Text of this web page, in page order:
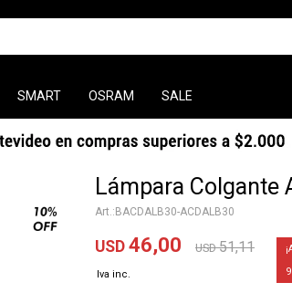
SMART OSRAM SALE
Lámpara Colgante
BACDALB30-ACDALB30
USD 46,00 USD 51,11
9